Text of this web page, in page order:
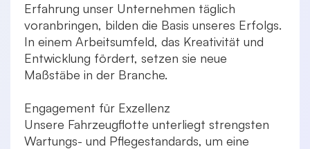
Erfahrung unser Unternehmen täglich
voranbringen, bilden die Basis unseres Erfolgs.
In einem Arbeitsumfeld, das Kreativität und
Entwicklung fördert, setzen sie neue
Maßstäbe in der Branche.
Engagement für Exzellenz
Unsere Fahrzeugflotte unterliegt strengsten
Wartungs- und Pflegestandards, um eine